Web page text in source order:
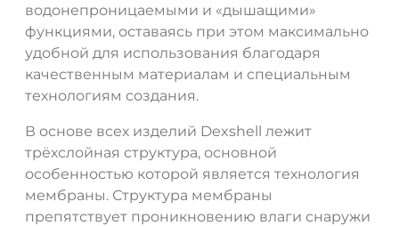
водонепроницаемыми и «дышащими»
функциями, оставаясь при этом максимально
удобной для использования благодаря
качественным материалам и специальным
технологиям создания.
В основе всех изделий Dexshell лежит
трёхслойная структура, основной
особенностью которой является технология
мембраны. Структура мембраны
препятствует проникновению влаги снаружи